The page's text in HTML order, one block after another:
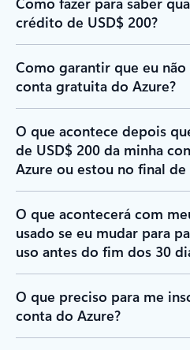
crédito de USD$ 200?
Como garantir que eu
conta gratuita do Azure?
O que acontece depois
de USD$ 200 da minha
Azure ou estou no final de
O que acontecerá com
usado se eu mudar para
uso antes do fim dos 30
O que preciso para me
conta do Azure?